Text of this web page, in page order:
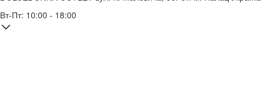
Вт-Пт: 10:00 - 18:00